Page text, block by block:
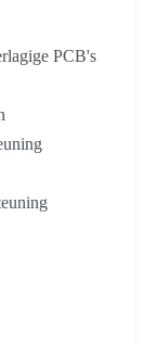
PCB's